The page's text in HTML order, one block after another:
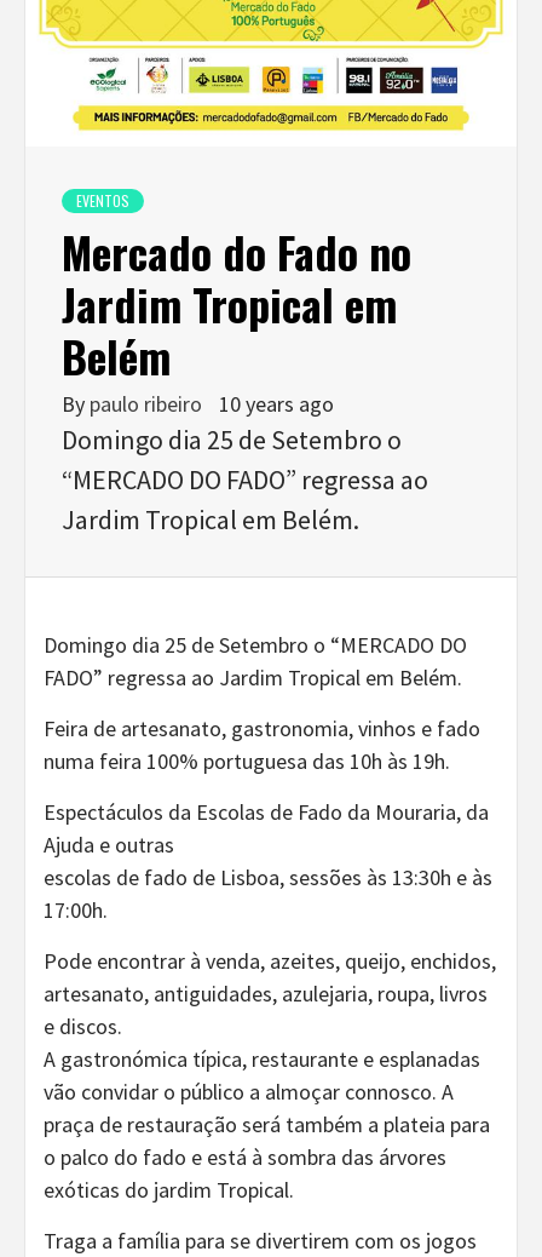
EVENTOS
Mercado do Fado no
Jardim Tropical em
Belém
By paulo ribeiro 10 years ago
Domingo dia 25 de Setembro o
“MERCADO DO FADO” regressa ao
Jardim Tropical em Belém.
Domingo dia 25 de Setembro o “MERCADO DO
FADO” regressa ao Jardim Tropical em Belém.
Feira de artesanato, gastronomia, vinhos e fado
numa feira 100% portuguesa das 10h às 19h.
Espectáculos da Escolas de Fado da Mouraria, da
Ajuda e outras
escolas de fado de Lisboa, sessões às 13:30h e às
17:00h.
Pode encontrar à venda, azeites, queijo, enchidos,
artesanato, antiguidades, azulejaria, roupa, livros
e discos.
A gastronómica típica, restaurante e esplanadas
vão convidar o público a almoçar connosco. A
praça de restauração será também a plateia para
o palco do fado e está à sombra das árvores
exóticas do jardim Tropical.
Traga a família para se divertirem com os jogos